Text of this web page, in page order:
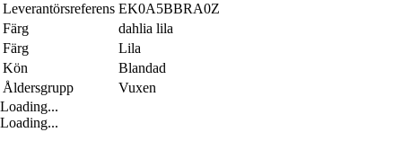
Leverantörsreferens EK0A5BBRA0Z
Färg
dahlia lila
Färg
Lila
Kön
Blandad
Åldersgrupp
Vuxen
Loading...
Loading...